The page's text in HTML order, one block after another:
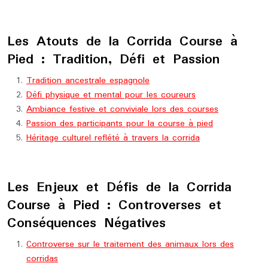
Les Atouts de la Corrida Course à
Pied : Tradition, Défi et Passion
Tradition ancestrale espagnole
Défi physique et mental pour les coureurs
Ambiance festive et conviviale lors des courses
Passion des participants pour la course à pied
Héritage culturel reflété à travers la corrida
Les Enjeux et Défis de la Corrida
Course à Pied : Controverses et
Conséquences Négatives
Controverse sur le traitement des animaux lors des
corridas